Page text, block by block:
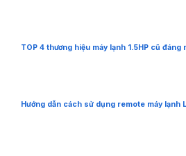
TOP 4 thương hiệu máy lạnh 1.5HP cũ đáng
Hướng dẫn cách sử dụng remote máy lạnh